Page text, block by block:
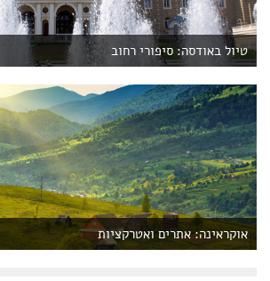
טיול באודסה: סיפורי רחוב
אוקראינה: אתרים ואטרקציות